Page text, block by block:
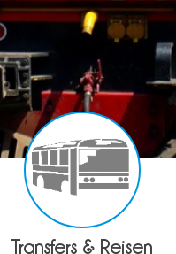
Transfers & Reisen